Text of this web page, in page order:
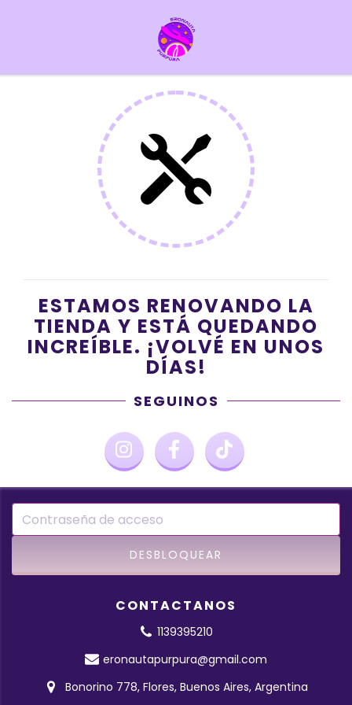
ESTAMOS RENOVANDO LA
TIENDA Y ESTÁ QUEDANDO
INCREÍBLE. ¡VOLVÉ EN UNOS
DÍAS!
SEGUINOS
CONTACTANOS
1139395210
eronautapurpura@gmail.com
Bonorino 778, Flores, Buenos Aires, Argentina